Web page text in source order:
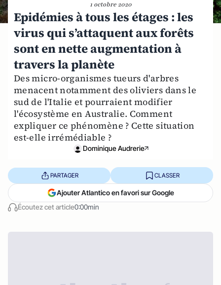
1 octobre 2020
Epidémies à tous les étages : les
virus qui s’attaquent aux forêts
sont en nette augmentation à
travers la planète
Des micro-organismes tueurs d'arbres
menacent notamment des oliviers dans le
sud de l'Italie et pourraient modifier
l'écosystème en Australie. Comment
expliquer ce phénomène ? Cette situation
est-elle irrémédiable ?
Dominique Audrerie
Écoutez cet article0:00min
PARTAGER CLASSER
Ajouter Atlantico en favori sur Google